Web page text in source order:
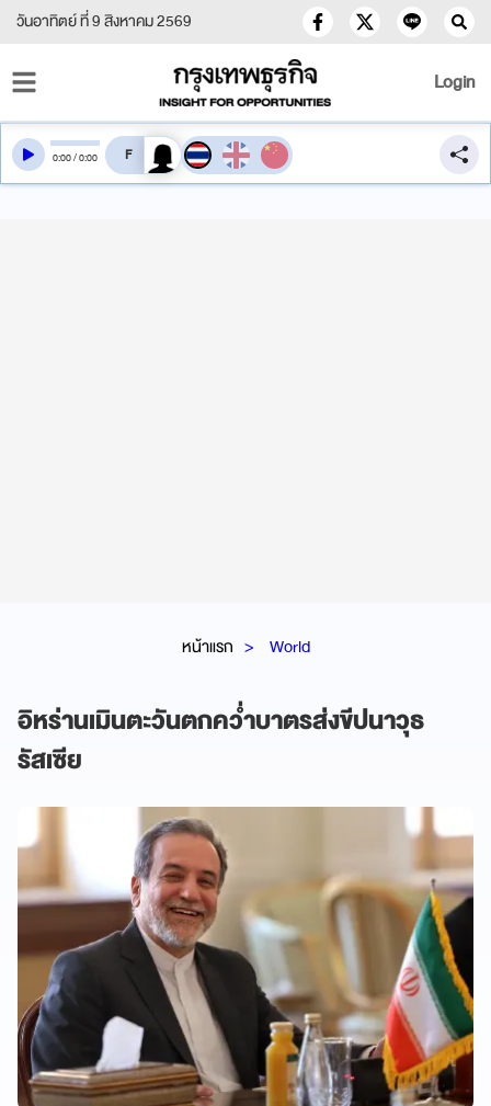
วันอาทิตย์ ที่ 9 สิงหาคม 2569
Login
หน้าแรก World
อิหร่านเมินตะวันตกคว่ำบาตรส่งขีปนาวุธ
รัสเซีย
0:00/0:00 สลับเสียงอ่าน